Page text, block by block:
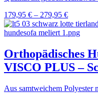
179,95 € – 279,95 €
Orthopädisches
VISCO PLUS –
Aus samtweichem Polyester